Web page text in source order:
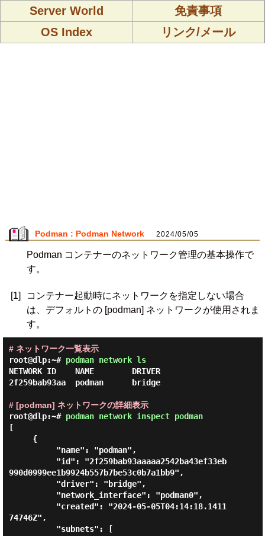
Server World
免責事項
OS Index
リンク/メール
Podman : Podman Network 2024/05/05
Podman コンテナーのネットワーク管理の基本操作で
す。
[1]
コンテナー起動時にネットワークを指定しない場合
は、デフォルトの [podman] ネットワークが使用されま
す。
# ネットワーク一覧表示
root@dlp:~# podman network ls
NETWORK ID    NAME        DRIVER
2f259bab93aa  podman      bridge
# [podman] ネットワークの詳細表示
root@dlp:~# podman network inspect podman
[
990d0999ee1b9924b557b7be53c0b7a1bb9",
74746Z",